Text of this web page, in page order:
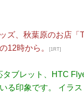
ズ、秋葉原のお店
12時から。
[1RT]
ブレット、HTC
る印象です。 イラス